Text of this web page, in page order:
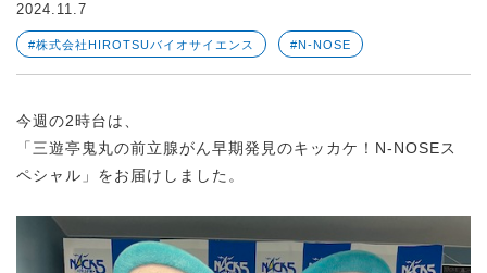
2024.11.7
#株式会社HIROTSUバイオサイエンス #N-NOSE
今週の2時台は、
「三遊亭鬼丸の前立腺がん早期発見のキッカケ！N-NOSEス
ペシャル」をお届けしました。